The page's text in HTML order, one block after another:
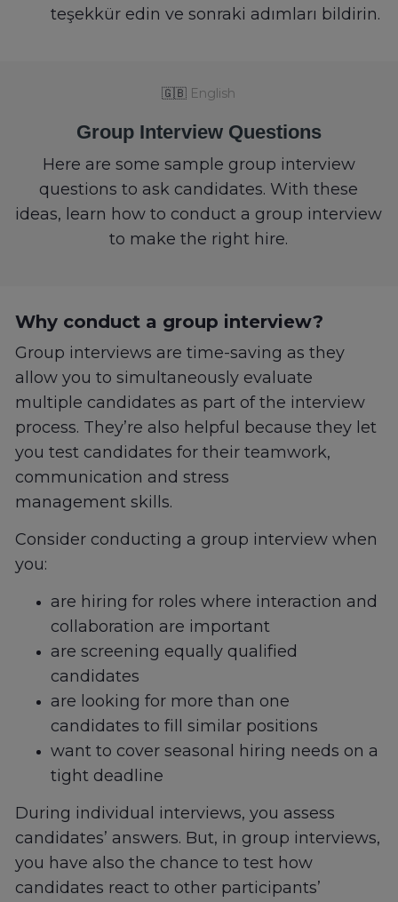
teşekkür edin ve sonraki adımları bildirin.
🇬🇧 English
Group Interview Questions
Here are some sample group interview
questions to ask candidates. With these
ideas, learn how to conduct a group interview
to make the right hire.
Why conduct a group interview?
Group interviews are time-saving as they
allow you to simultaneously evaluate
multiple candidates as part of the interview
process. They’re also helpful because they let
you test candidates for their teamwork,
communication and stress
management skills.
Consider conducting a group interview when
you:
are hiring for roles where interaction and
collaboration are important
are screening equally qualified
candidates
are looking for more than one
candidates to fill similar positions
want to cover seasonal hiring needs on a
tight deadline
During individual interviews, you assess
candidates’ answers. But, in group interviews,
you have also the chance to test how
candidates react to other participants’